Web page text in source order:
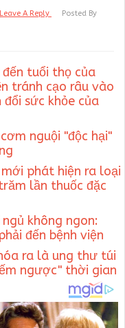
Leave A Reply Posted By
tuổi thọ của
tránh cạo râu vào
sức khỏe của
nguội "độc hại"
phát hiện ra loại
lần thuốc đặc
không ngon:
đến bệnh viện
ra là ung thư túi
ngược" thời gian